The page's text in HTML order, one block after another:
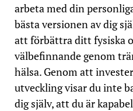
arbeta med din
bästa versionen av dig
att förbättra ditt fysiska
välbefinnande genom
hälsa. Genom att
utveckling visar du inte
dig själv, att du är